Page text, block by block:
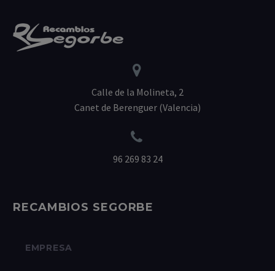


Calle de la Molineta, 2
Canet de Berenguer (Valencia)


96 269 83 24
RECAMBIOS SEGORBE
EMPRESA